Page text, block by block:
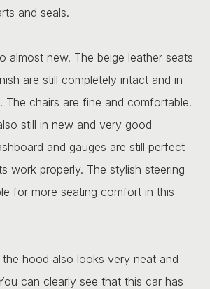
and seals.
almost new. The beige leather seats
are still completely intact and in
The chairs are fine and comfortable.
still in new and very good
and gauges are still perfect
work properly. The stylish steering
for more seating comfort in this
the hood also looks very neat and
can clearly see that this car has